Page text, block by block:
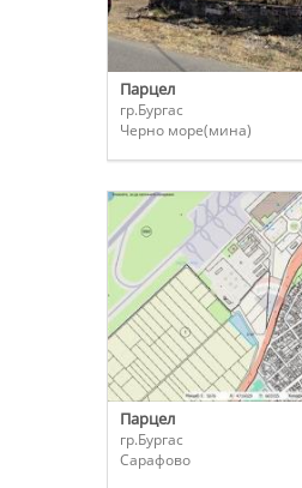
Парцел
гр.Бургас
Черно море(мина)
Парцел
гр.Бургас
Сарафово